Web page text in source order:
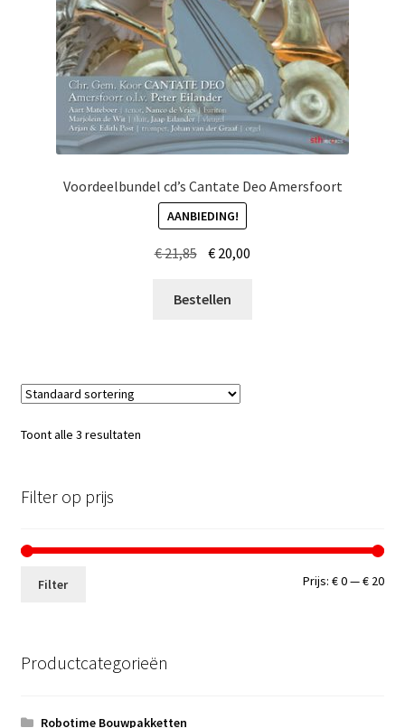
Voordeelbundel cd’s Cantate Deo Amersfoort
AANBIEDING!
€21,85 Oorspronkelijke
was:
€ 20,00
Bestellen
Toont alle 3 resultaten
Filter op prijs
Min.
Filter Prijs:€ 0—€ 20
Productcategorieën
Robotime Bouwpakketten